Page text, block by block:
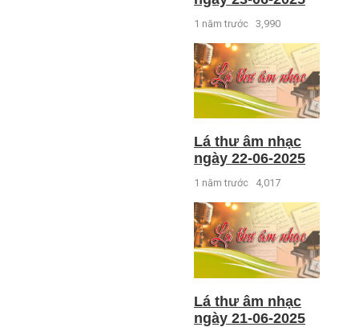
1 năm trước 3,990
Lá thư âm nhạc
ngày 22-06-2025
1 năm trước 4,017
Lá thư âm nhạc
ngày 21-06-2025